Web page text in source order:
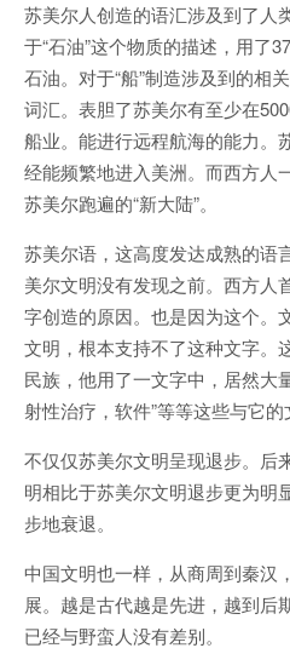
苏美尔人创造的语汇涉及到了人
于“石油”这个物质的描述，用了
石油。对于“船”制造涉及到的相
词汇。表胆了苏美尔有至少在
船业。能进行远程航海的能力。
经能频繁地进入美洲。而西方人
苏美尔跑遍的“新大陆”。
苏美尔语，这高度发达成熟的语
美尔文明没有发现之前。西方人
字创造的原因。也是因为这个。
文明，根本支持不了这种文字。
民族，他用了一文字中，居然大
射性治疗，软件”等等这些与它的
不仅仅苏美尔文明呈现退步。后
明相比于苏美尔文明退步更为明
步地衰退。
中国文明也一样，从商周到秦汉
展。越是古代越是先进，越到后
已经与野蛮人没有差别。